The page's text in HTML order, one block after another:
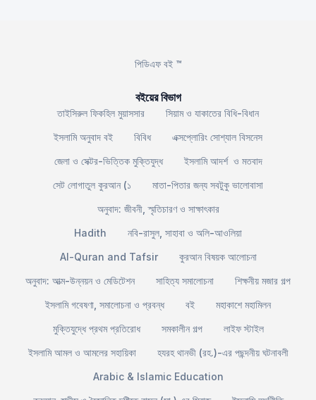
পিডিএফ বই ™
বইয়ের বিভাগ
তাইসিরুল ফিকহিল মুয়াসসার
সিয়াম ও যাকাতের বিধি-বিধান
ইসলামি অনুবাদ বই
বিবিধ
এক্সপ্লোরিং সোশ্যাল বিসনেস
জেলা ও সেক্টর-ভিত্তিক মুক্তিযুদ্ধ
ইসলামি আদর্শ ও মতবাদ
সেট লোগাতুল কুরআন (১
মাতা-পিতার জন্য সবটুকু ভালোবাসা
অনুবাদ: জীবনী, স্মৃতিচারণ ও সাক্ষাৎকার
Hadith
নবি-রাসুল, সাহাবা ও অলি-আওলিয়া
Al-Quran and Tafsir
কুরআন বিষয়ক আলোচনা
অনুবাদ: আত্ম-উন্নয়ন ও মেডিটেশন
সাহিত্য সমালোচনা
শিক্ষনীয় মজার গল্প
ইসলামি গবেষণা, সমালোচনা ও প্রবন্ধ
বই
মহাকাশে মহামিলন
মুক্তিযুদ্ধে প্রথম প্রতিরোধ
সমকালীন গল্প
লাইফ স্টাইল
ইসলামি আমল ও আমলের সহায়িকা
হযরহ থানভী (রহ.)-এর পছন্দনীয় ঘটনাবলী
Arabic & Islamic Education